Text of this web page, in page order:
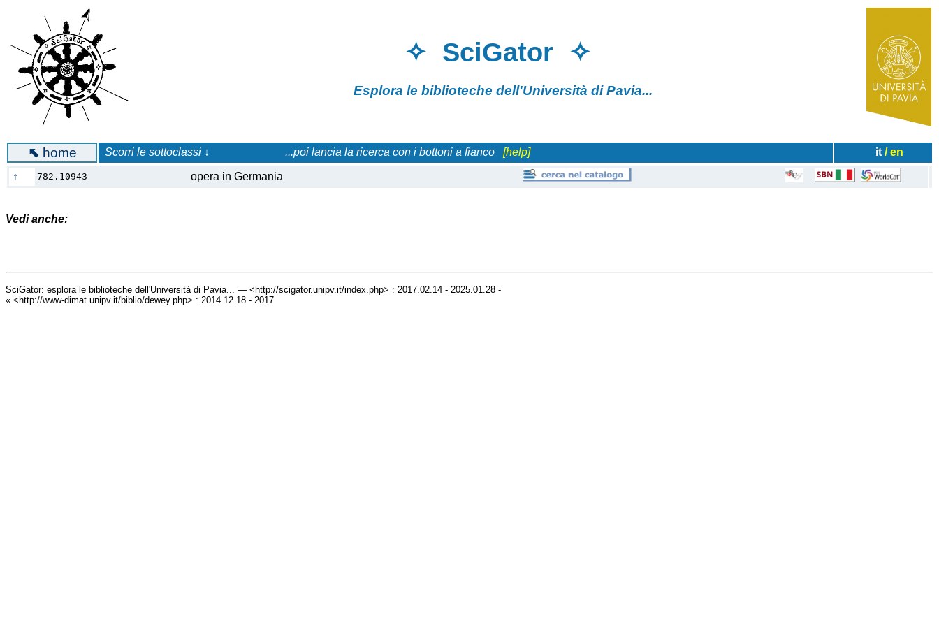
✧ SciGator ✧
Esplora le biblioteche dell'Università di Pavia...
⬉ home Scorri le sottoclassi ↓ ...poi lancia la ricerca con i bottoni a fianco [help] it / en
↑ 782.10943 opera in Germania
Vedi anche:
SciGator: esplora le biblioteche dell'Università di Pavia... — <http://scigator.unipv.it/index.php> : 2017.02.14 - 2025.01.28 -
« <http://www-dimat.unipv.it/biblio/dewey.php> : 2014.12.18 - 2017